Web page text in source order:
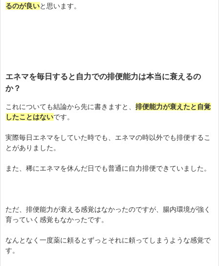
るのが良いと思います。
エネマを毎日すると自力での排便能力は本当に衰えるの
か？
これについても結論から先に書きますと、 排便能力が衰えたと自覚
したことはないです。
実際毎日エネマをしていた時でも、エネマの時以外でも排便するこ
とがありました。
また、稀にエネマを休んだ日でも普通に自力排便できていました。
ただ、排便能力が衰える感覚はなかったのですが、腸内環境が強く
育っていく感覚もなかったです。
なんとなく一度薬に頼るとずっとそれに頼ってしまうような感覚で
す。